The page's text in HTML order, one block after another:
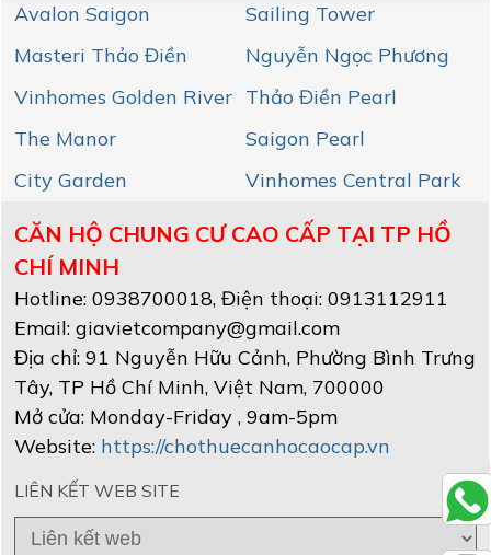
Avalon Saigon
Sailing Tower
Masteri Thảo Điền
Nguyễn Ngọc Phương
Vinhomes Golden River Thảo Điền Pearl
The Manor
Saigon Pearl
City Garden
Vinhomes Central Park
CĂN HỘ CHUNG CƯ CAO CẤP TẠI TP HỒ
CHÍ MINH
Hotline: 0938700018, Điện thoại: 0913112911
Email: giavietcompany@gmail.com
Địa chỉ: 91 Nguyễn Hữu Cảnh, Phường Bình Trưng
Tây, TP Hồ Chí Minh, Việt Nam, 700000
Mở cửa: Monday-Friday , 9am-5pm
Website: https://chothuecanhocaocap.vn
LIÊN KẾT WEB SITE